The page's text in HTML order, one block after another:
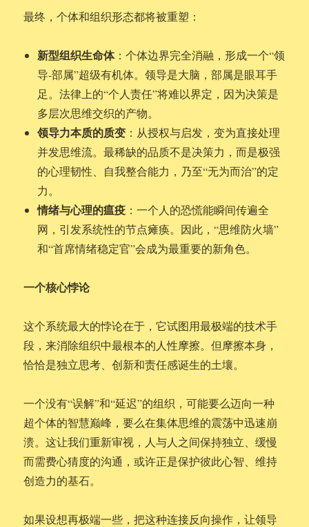
最终，个体和组织形态都将被重塑：
新型组织生命体：个体边界完全消融，形成一个“领
导-部属”超级有机体。领导是大脑，部属是眼耳手
足。法律上的“个人责任”将难以界定，因为决策是
多层次思维交织的产物。
领导力本质的质变 ：从授权与启发，变为直接处理
并发思维流。最稀缺的品质不是决策力，而是极强
的心理韧性、自我整合能力，乃至“无为而治”的定
力。
情绪与心理的瘟疫 ：一个人的恐慌能瞬间传遍全
网，引发系统性的节点瘫痪。因此，“思维防火墙”
和“首席情绪稳定官”会成为最重要的新角色。
一个核心悖论
这个系统最大的悖论在于，它试图用最极端的技术手
段，来消除组织中最根本的人性摩擦。但摩擦本身，
恰恰是独立思考、创新和责任感诞生的土壤。
一个没有“误解”和“延迟”的组织，可能要么迈向一种
超个体的智慧巅峰，要么在集体思维的震荡中迅速崩
溃。这让我们重新审视，人与人之间保持独立、缓慢
而需费心猜度的沟通，或许正是保护彼此心智、维持
创造力的基石。
如果设想再极端一些，把这种连接反向操作，让领导